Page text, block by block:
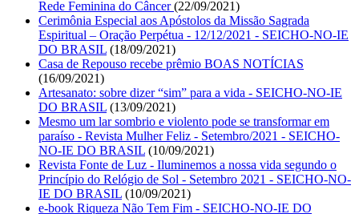
Rede Feminina do Câncer(22/09/2021)
Cerimônia Especial aos Apóstolos da Missão Sagrada
Espiritual – Oração Perpétua - 12/12/2021 - SEICHO-NO-IE
DO BRASIL (18/09/2021)
Casa de Repouso recebe prêmio BOAS NOTÍCIAS
(16/09/2021)
Artesanato: sobre dizer “sim” para a vida - SEICHO-NO-IE
DO BRASIL (13/09/2021)
Mesmo um lar sombrio e violento pode se transformar em
paraíso - Revista Mulher Feliz - Setembro/2021 - SEICHO-
NO-IE DO BRASIL (10/09/2021)
Revista Fonte de Luz - Iluminemos a nossa vida segundo o
Princípio do Relógio de Sol - Setembro 2021 - SEICHO-NO-
IE DO BRASIL (10/09/2021)
e-book Riqueza Não Tem Fim - SEICHO-NO-IE DO